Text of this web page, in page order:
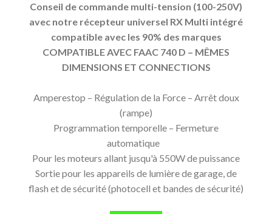
Conseil de commande multi-tension (100-250V)
avec notre récepteur universel RX Multi intégré
compatible avec les 90% des marques
COMPATIBLE AVEC FAAC 740 D – MÊMES
DIMENSIONS ET CONNECTIONS
Amperestop – Régulation de la Force – Arrêt doux
(rampe)
Programmation temporelle – Fermeture
automatique
Pour les moteurs allant jusqu'à 550W de puissance
Sortie pour les appareils de lumière de garage, de
flash et de sécurité (photocell et bandes de sécurité)